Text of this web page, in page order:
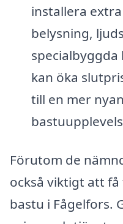
installera
belysning,
specialbyggda
kan öka
till en mer
Förutom de
också viktigt att
bastu i Fågelfors.